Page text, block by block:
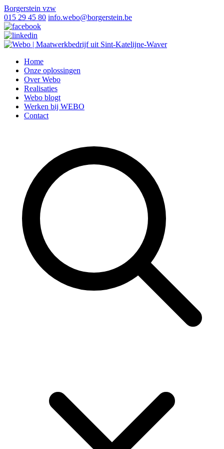
Borgerstein vzw
015 29 45 80 info.webo@borgerstein.be
Home
Onze oplossingen
Over Webo
Realisaties
Webo blogt
Werken bij WEBO
Contact